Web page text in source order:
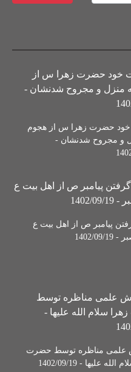
خود حضرت زهرا س از هجوم
و مجروح شدنشان -
پیامبر ص از اهل بیت ع
09/19
علمی مناظره توسط حضرت
علیها - 1402/09/19